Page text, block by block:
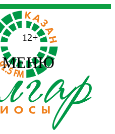
12+
МЕНЮ